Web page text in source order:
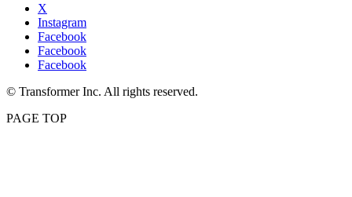
X
Instagram
Facebook
Facebook
Facebook
© Transformer Inc. All rights reserved.
PAGE TOP